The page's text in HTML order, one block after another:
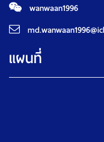
wanwaan1996
แผนที่